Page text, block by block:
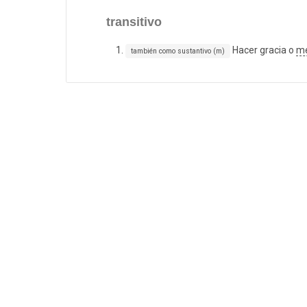
transitivo
también como sustantivo (m) Hacer gracia o